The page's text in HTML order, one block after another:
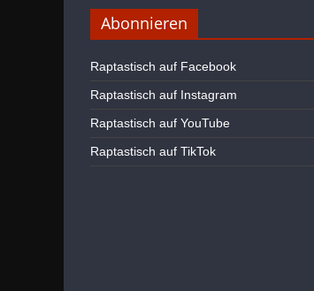
Abonnieren
Raptastisch auf Facebook
Raptastisch auf Instagram
Raptastisch auf YouTube
Raptastisch auf TikTok